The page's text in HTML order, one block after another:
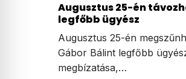
Augusztus 25-én
legfőbb ügyész
Augusztus 25-én
Gábor Bálint legfőbb
megbízatása,…